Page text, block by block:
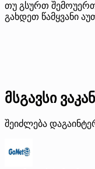
თუ გსურთ
გახდეთ წამყვანი
მსგავსი
შეიძლება